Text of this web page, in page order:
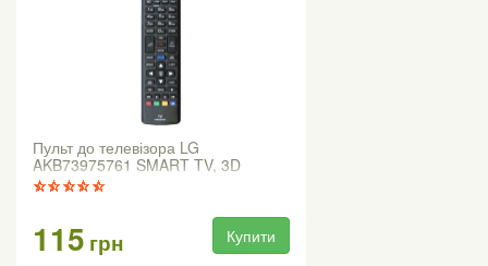
Пульт до телевізора LG
AKB73975761 SMART TV, 3D
115 грн Купити